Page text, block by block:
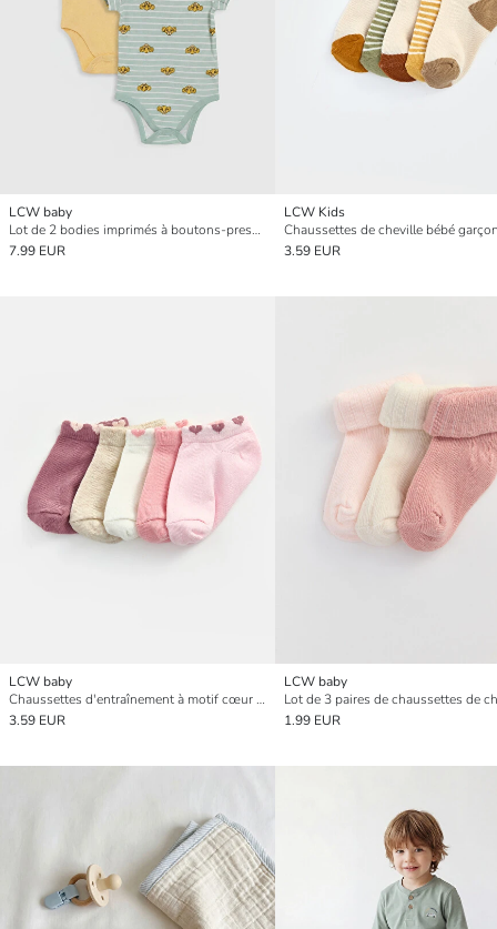
LCW baby
Lot de 2 bodies imprimés à boutons-pression pour bébé garçon
7.99 EUR
LCW Kids
3.59 EUR
LCW baby
Chaussettes d'entraînement à motif cœur pour bébés filles, lot de 5
3.59 EUR
LCW baby
1.99 EUR